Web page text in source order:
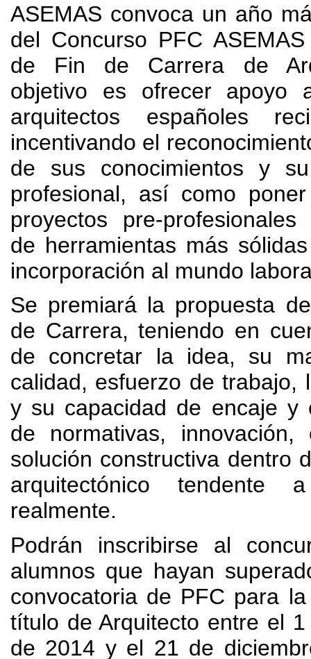
ASEMAS convoca un año
del Concurso PFC
de Fin de Carrera de
objetivo es ofrecer apoyo
arquitectos españoles
incentivando el
de sus conocimientos y
profesional, así como
proyectos pre-
de herramientas más
incorporación al mundo
Se premiará la propuesta
de Carrera,teniendo en
de concretar la idea, su
calidad, esfuerzo de trabajo,
y su capacidad de encaje y
de normativas, innovación,
solución constructiva dentro
arquitectónico tendente
realmente.
Podrán inscribirse al
alumnos que hayan
convocatoria de PFC para
título de Arquitecto entre el
de 2014 y el 21 de